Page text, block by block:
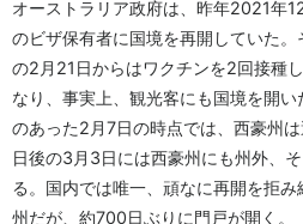
オーストラリア政府は、昨年2021年
のビザ保有者に国境を再開していた
の2月21日からはワクチンを2回接種
なり、事実上、観光客にも国境を開
のあった2月7日の時点では、西豪州
日後の3月3日には西豪州にも州外、
る。国内では唯一、頑なに再開を拒
州だが、約700日ぶりに門戸が開く。